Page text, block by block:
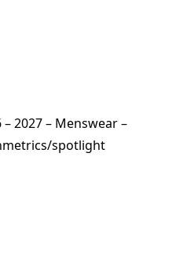
2027 – Menswear –
spotlight